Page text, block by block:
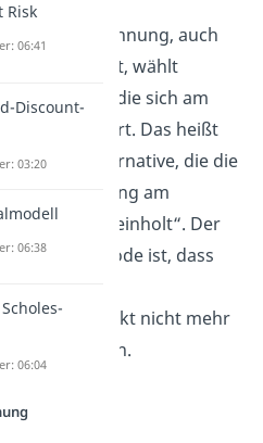
auch
Rule genannt, wählt
Investition, die sich am
amortisiert. Das heißt
wählt die Alternative, die die
Auszahlung am
wieder „reinholt“. Der
dieser Methode ist, dass
nicht mehr
werden.
Risk
06:41
Discount-
03:20
06:38
06:04